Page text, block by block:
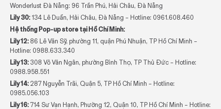
Wonderlust Đà Nẵng: 96 Trần Phú, Hải Châu, Đà Nẵng
Lily 30: 134 Lê Duẩn, Hải Châu, Đà Nẵng – Hotline: 0961.608.460
Hệ thống Pop-up store tại Hồ Chí Minh:
Lily 12: 86 Lê Văn Sỹ, phường 11, quận Phú Nhuận, TP Hồ Chí Minh –
Hotline: 0988.633.340
Lily 13: 308 Võ Văn Ngân, phường Bình Thọ, TP Thủ Đức – Hotline:
0988.958.551
Lily 14: 287 Nguyễn Trãi, Quận 5, TP Hồ Chí Minh – Hotline:
0985.056.103
Lily 16: 714 Sư Vạn Hạnh, Phường 12, Quận 10, TP Hồ Chí Minh – Hotline: